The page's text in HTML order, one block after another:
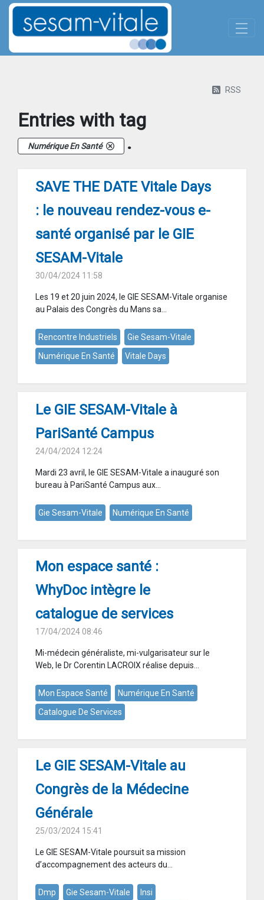
Skip to Main Content
RSS
Entries with tag
Numérique En Santé .
SAVE THE DATE Vitale Days
: le nouveau rendez-vous e-
santé organisé par le GIE
SESAM-Vitale
30/04/2024 11:58
Les 19 et 20 juin 2024, le GIE SESAM-Vitale organise
au Palais des Congrès du Mans sa...
Rencontre Industriels
Gie Sesam-Vitale
Numérique En Santé
Vitale Days
Le GIE SESAM-Vitale à
PariSanté Campus
24/04/2024 12:24
Mardi 23 avril, le GIE SESAM-Vitale a inauguré son
bureau à PariSanté Campus aux...
Gie Sesam-Vitale Numérique En Santé
Mon espace santé :
WhyDoc intègre le
catalogue de services
17/04/2024 08:46
Mi-médecin généraliste, mi-vulgarisateur sur le
Web, le Dr Corentin LACROIX réalise depuis...
Mon Espace Santé
Numérique En Santé
Catalogue De Services
Le GIE SESAM-Vitale au
Congrès de la Médecine
Générale
25/03/2024 15:41
Le GIE SESAM-Vitale poursuit sa mission
d’accompagnement des acteurs du...
Dmp Gie Sesam-Vitale
Insi
Panneau de gestion des cookies